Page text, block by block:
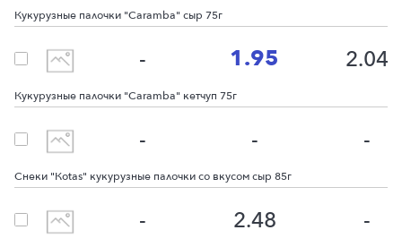
Кукурузные палочки "Caramba" сыр 75г
Кукурузные палочки "Caramba" кетчуп 75г
Снеки "Кotas" кукурузные палочки со вкусом сыр 85г
-
-
-
1.95
-
2.48
2.04
-
-